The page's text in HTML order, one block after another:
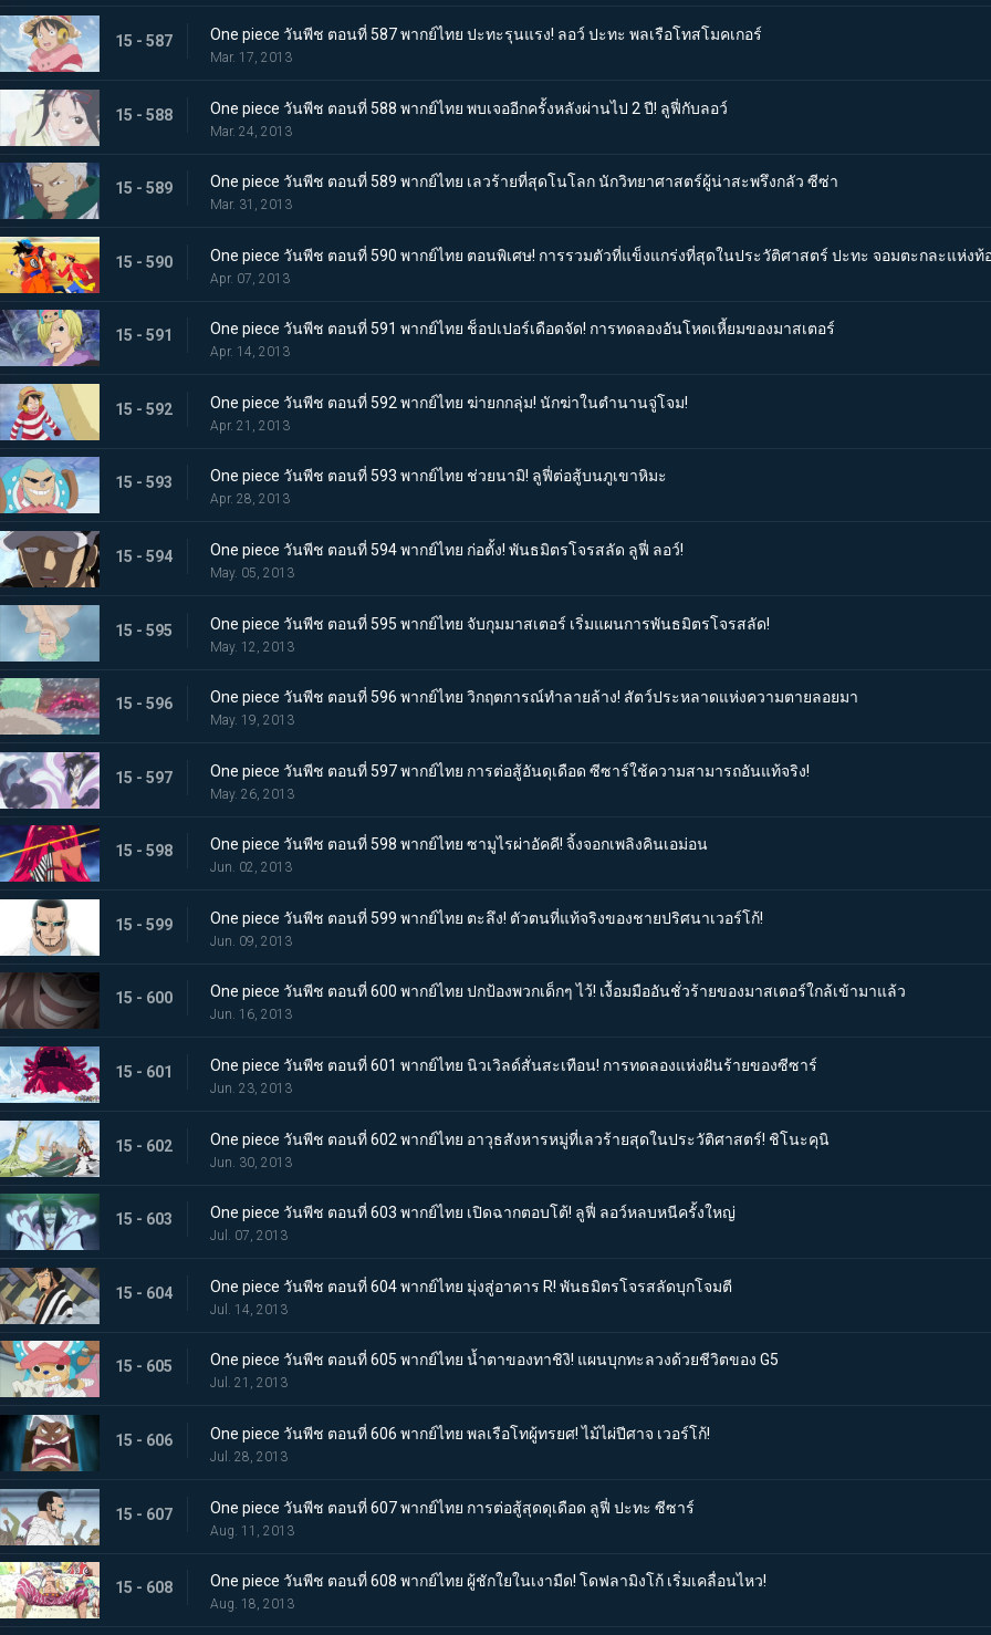
15 - 587 One piece วันพีช ตอนที่ 587 พากย์ไทย ปะทะรุนแรง! ลอว์ ปะทะ พลเรือโทสโมคเกอร์
Mar. 17, 2013
15 - 588 One piece วันพีช ตอนที่ 588 พากย์ไทย พบเจออีกครั้งหลังผ่านไป 2 ปี! ลูฟี่กับลอว์
Mar. 24, 2013
15 - 589 One piece วันพีช ตอนที่ 589 พากย์ไทย เลวร้ายที่สุดโนโลก นักวิทยาศาสตร์ผู้น่าสะพรึงกลัว ซีซ่า
Mar. 31, 2013
15 - 590 One piece วันพีช ตอนที่ 590 พากย์ไทย ตอนพิเศษ! การรวมตัวที่แข็งแกร่งที่สุดในประวัติศาสตร์ ปะทะ จอมตะกละแห่งท้
Apr. 07, 2013
15 - 591 One piece วันพีช ตอนที่ 591 พากย์ไทย ช็อปเปอร์เดือดจัด! การทดลองอันโหดเหี้ยมของมาสเตอร์
Apr. 14, 2013
15 - 592 One piece วันพีช ตอนที่ 592 พากย์ไทย ฆ่ายกกลุ่ม! นักฆ่าในตำนานจู่โจม!
Apr. 21, 2013
15 - 593 One piece วันพีช ตอนที่ 593 พากย์ไทย ช่วยนามิ! ลูฟี่ต่อสู้บนภูเขาหิมะ
Apr. 28, 2013
15 - 594 One piece วันพีช ตอนที่ 594 พากย์ไทย ก่อตั้ง! พันธมิตรโจรสลัด ลูฟี่ ลอว์!
May. 05, 2013
15 - 595 One piece วันพีช ตอนที่ 595 พากย์ไทย จับกุมมาสเตอร์ เริ่มแผนการพันธมิตรโจรสลัด!
May. 12, 2013
15 - 596 One piece วันพีช ตอนที่ 596 พากย์ไทย วิกฤตการณ์ทำลายล้าง! สัตว์ประหลาดแห่งความตายลอยมา
May. 19, 2013
15 - 597 One piece วันพีช ตอนที่ 597 พากย์ไทย การต่อสู้อันดุเดือด ซีซาร์ใช้ความสามารถอันแท้จริง!
May. 26, 2013
15 - 598 One piece วันพีช ตอนที่ 598 พากย์ไทย ซามูไรผ่าอัคคี! จิ้งจอกเพลิงคินเอม่อน
Jun. 02, 2013
15 - 599 One piece วันพีช ตอนที่ 599 พากย์ไทย ตะลึง! ตัวตนที่แท้จริงของชายปริศนาเวอร์โก้!
Jun. 09, 2013
15 - 600 One piece วันพีช ตอนที่ 600 พากย์ไทย ปกป้องพวกเด็กๆ ไว้! เงื้อมมืออันชั่วร้ายของมาสเตอร์ใกล้เข้ามาแล้ว
Jun. 16, 2013
15 - 601 One piece วันพีช ตอนที่ 601 พากย์ไทย นิวเวิลด์สั่นสะเทือน! การทดลองแห่งฝันร้ายของซีซาร์
Jun. 23, 2013
15 - 602 One piece วันพีช ตอนที่ 602 พากย์ไทย อาวุธสังหารหมู่ที่เลวร้ายสุดในประวัติศาสตร์! ชิโนะคุนิ
Jun. 30, 2013
15 - 603 One piece วันพีช ตอนที่ 603 พากย์ไทย เปิดฉากตอบโต้! ลูฟี่ ลอว์หลบหนีครั้งใหญ่
Jul. 07, 2013
15 - 604 One piece วันพีช ตอนที่ 604 พากย์ไทย มุ่งสู่อาคาร R! พันธมิตรโจรสลัดบุกโจมตี
Jul. 14, 2013
15 - 605 One piece วันพีช ตอนที่ 605 พากย์ไทย น้ำตาของทาชิงิ! แผนบุกทะลวงด้วยชีวิตของ G5
Jul. 21, 2013
15 - 606 One piece วันพีช ตอนที่ 606 พากย์ไทย พลเรือโทผู้ทรยศ! ไม้ไผ่ปีศาจ เวอร์โก้!
Jul. 28, 2013
15 - 607 One piece วันพีช ตอนที่ 607 พากย์ไทย การต่อสู้สุดดุเดือด ลูฟี่ ปะทะ ซีซาร์
Aug. 11, 2013
15 - 608 One piece วันพีช ตอนที่ 608 พากย์ไทย ผู้ชักใยในเงามืด! โดฟลามิงโก้ เริ่มเคลื่อนไหว!
Aug. 18, 2013